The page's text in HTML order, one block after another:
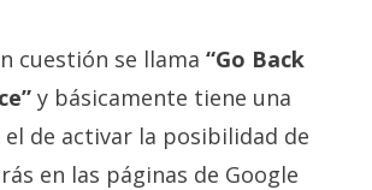
cuestión se llama “Go Back
y básicamente tiene una
de activar la posibilidad de
en las páginas de Google